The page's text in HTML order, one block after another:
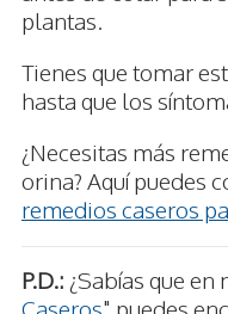
plantas.
Tienes que tomar
hasta que los
¿Necesitas más
orina? Aquí puedes
remedios caseros
P.D.: ¿Sabías que
Caseros" puedes